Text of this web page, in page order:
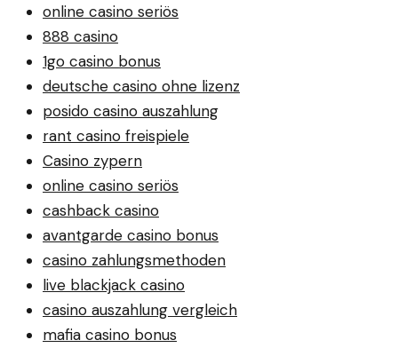
online casino seriös
888 casino
1go casino bonus
deutsche casino ohne lizenz
posido casino auszahlung
rant casino freispiele
Casino zypern
online casino seriös
cashback casino
avantgarde casino bonus
casino zahlungsmethoden
live blackjack casino
casino auszahlung vergleich
mafia casino bonus